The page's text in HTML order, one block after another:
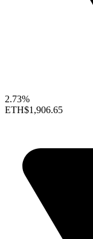
2.73%
ETH$1,906.65